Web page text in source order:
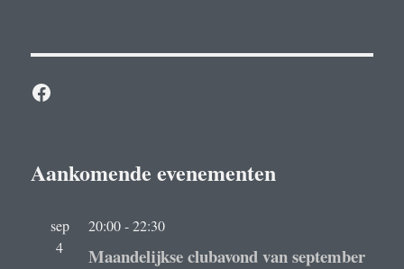
Facebook
Aankomende evenementen
sep
4
20:00-22:30
Maandelijkse clubavond van september